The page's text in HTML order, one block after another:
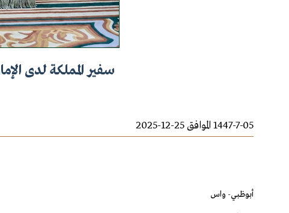
سفير المملكة لدى
1447-7-05 الموافق 25-12-2025
أبوظبي- واس